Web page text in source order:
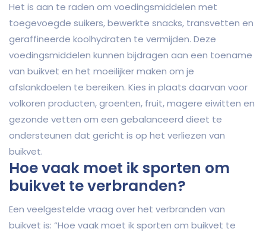
Het is aan te raden om voedingsmiddelen met
toegevoegde suikers, bewerkte snacks, transvetten en
geraffineerde koolhydraten te vermijden. Deze
voedingsmiddelen kunnen bijdragen aan een toename
van buikvet en het moeilijker maken om je
afslankdoelen te bereiken. Kies in plaats daarvan voor
volkoren producten, groenten, fruit, magere eiwitten en
gezonde vetten om een gebalanceerd dieet te
ondersteunen dat gericht is op het verliezen van
buikvet.
Hoe vaak moet ik sporten om
buikvet te verbranden?
Een veelgestelde vraag over het verbranden van
buikvet is: “Hoe vaak moet ik sporten om buikvet te